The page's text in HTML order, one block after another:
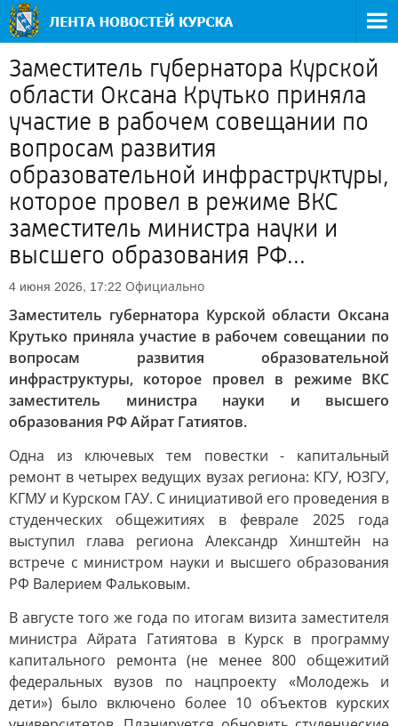
Заместитель губернатора Курской
области Оксана Крутько приняла
участие в рабочем совещании по
вопросам развития
образовательной инфраструктуры,
которое провел в режиме ВКС
заместитель министра науки и
высшего образования РФ...
4 июня 2026, 17:22 Официально
Заместитель губернатора Курской области Оксана
Крутько приняла участие в рабочем совещании по
вопросам развития образовательной
инфраструктуры, которое провел в режиме ВКС
заместитель министра науки и высшего
образования РФ Айрат Гатиятов.
Одна из ключевых тем повестки - капитальный
ремонт в четырех ведущих вузах региона: КГУ, ЮЗГУ,
КГМУ и Курском ГАУ. С инициативой его проведения в
студенческих общежитиях в феврале 2025 года
выступил глава региона Александр Хинштейн на
встрече с министром науки и высшего образования
РФ Валерием Фальковым.
В августе того же года по итогам визита заместителя
министра Айрата Гатиятова в Курск в программу
капитального ремонта (не менее 800 общежитий
федеральных вузов по нацпроекту «Молодежь и
дети») было включено более 10 объектов курских